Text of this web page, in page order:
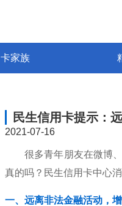
卡家族
民生信用卡提示：
2021-07-16
很多青年朋友在微博
真的吗？民生信用卡中心
一、远离非法金融活动，